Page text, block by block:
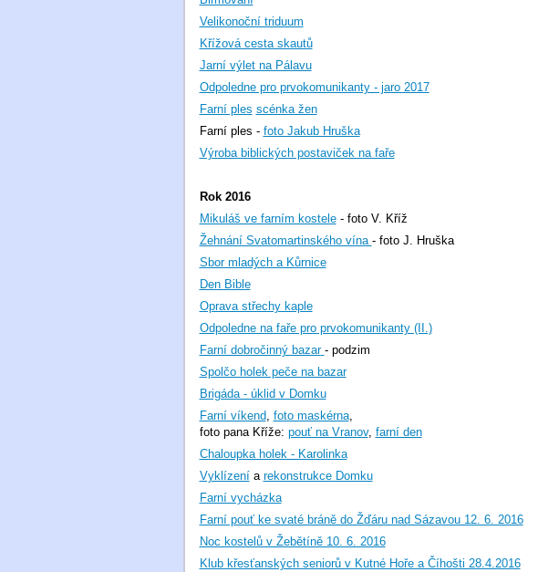
Velikonoční triduum
Křížová cesta skautů
Jarní výlet na Pálavu
Odpoledne pro prvokomunikanty - jaro 2017
Farní ples scénka žen
Farní ples - foto Jakub Hruška
Výroba biblických postaviček na faře
Rok 2016
Mikuláš ve farním kostele- foto V. Kříž
Žehnání Svatomartinského vína - foto J. Hruška
Sbor mladých a Kůrnice
Den Bible
Oprava střechy kaple
Odpoledne na faře pro prvokomunikanty (II.)
Farní dobročinný bazar - podzim
Spolčo holek peče na bazar
Brigáda - úklid v Domku
Farní víkend, foto maskérna,
foto pana Kříže: pouť na Vranov, farní den
Chaloupka holek - Karolinka
Vyklízenía rekonstrukce Domku
Farní vycházka
Farní pouť ke svaté bráně do Žďáru nad Sázavou 12. 6. 2016
Noc kostelů v Žebětíně 10. 6. 2016
Klub křesťanských seniorů v Kutné Hoře a Číhošti 28.4.2016​